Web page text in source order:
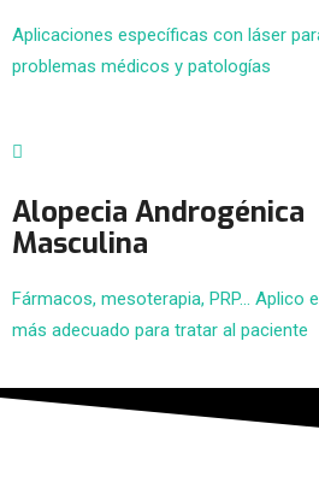
Aplicaciones específicas con láser
problemas médicos y patologías
Alopecia Androgénica
Masculina
Fármacos, mesoterapia, PRP... Aplico
más adecuado para tratar al paciente